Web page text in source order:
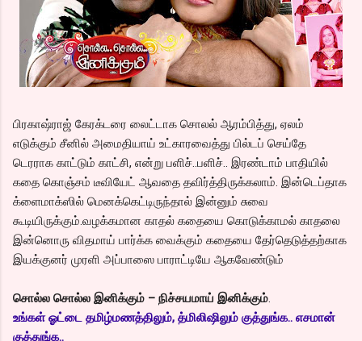
பிரகாஷ்ராஜ் கேரக்டரை லைட்டாக சொலல் ஆரம்பித்து, ஏலம்
எடுக்கும் சீனில் அமைதியாய் உட்காரவைத்து பில்டப் செய்தே
டெரராக காட்டும் காட்சி, என்று பளிச்..பளிச்.. இரண்டாம் பாதியில்
கதை கொஞ்சம் டீவியேட் ஆவதை தவிர்த்திருக்கலாம். இன்டெப்தாக
க்ளைமாக்ஸில் மெனக்கெட்டிருந்தால் இன்னும் சுவை
கூடியிருக்கும்.வழக்கமான காதல் கதையை கொடுக்காமல் காதலை
இன்னொரு விதமாய் பார்க்க வைக்கும் கதையை தேர்தெடுத்தற்காக
இயக்குனர் முரளி அப்பாஸை பாராட்டியே ஆகவேண்டும்
சொல்ல சொல்ல இனிக்கும் – நிச்சயமாய் இனிக்கும்
உங்கள் ஓட்டை தமிழ்மணத்திலும், த்மிலிஷிலும் குத்துங்க.. எசமான்
குத்துங்க..